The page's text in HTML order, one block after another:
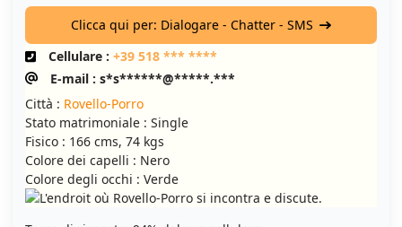
Clicca qui per: Dialogare - Chatter - SMS
Cellulare : +39 518 *** ****
E-mail : s*s******@*****.***
Città : Rovello-Porro
Stato matrimoniale : Single
Fisico : 166 cms, 74 kgs
Colore dei capelli : Nero
Colore degli occhi : Verde